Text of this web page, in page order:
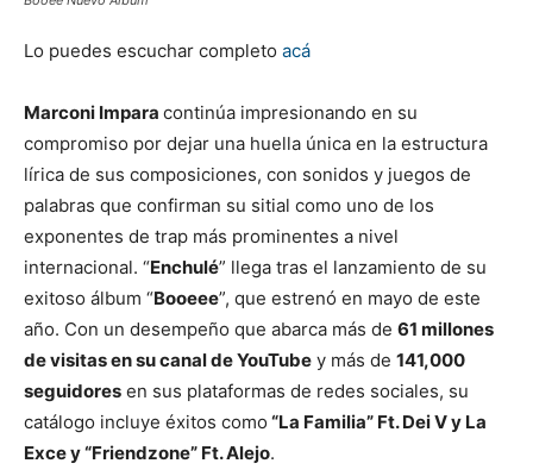
Lo puedes escuchar completo acá
Marconi Impara continúa impresionando en su
compromiso por dejar una huella única en la estructura
lírica de sus composiciones, con sonidos y juegos de
palabras que confirman su sitial como uno de los
exponentes de trap más prominentes a nivel
internacional. “Enchulé” llega tras el lanzamiento de su
exitoso álbum “Booeee”, que estrenó en mayo de este
año. Con un desempeño que abarca más de 61 millones
de visitas en su canal de YouTube y más de 141,000
seguidores en sus plataformas de redes sociales, su
catálogo incluye éxitos como “La Familia” Ft. Dei V y La
Exce y “Friendzone” Ft. Alejo.